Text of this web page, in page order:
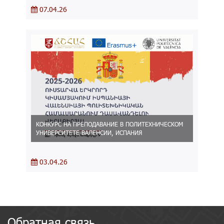
07.04.26
КОНКУРС НА ПРЕПОДАВАНИЕ В ПОЛИТЕХНИЧЕСКОМ
УНИВЕРСИТЕТЕ ВАЛЕНСИИ, ИСПАНИЯ
03.04.26